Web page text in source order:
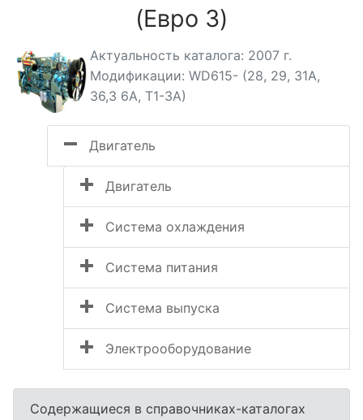
(Евро 3)
Актуальность каталога: 2007 г.
Модификации: WD615- (28, 29, 31A,
36,3 6A, T1-3A)
Двигатель
Двигатель
Система охлаждения
Система питания
Система выпуска
Электрооборудование
Содержащиеся в справочниках-каталогах